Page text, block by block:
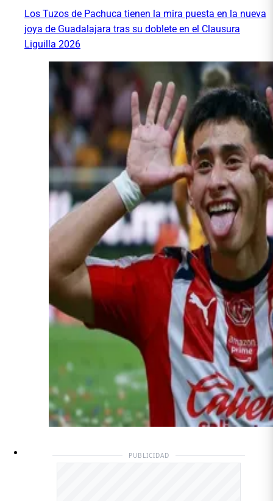
Los Tuzos de Pachuca tienen la mira puesta en la nueva
joya de Guadalajara tras su doblete en el Clausura
Liguilla 2026
PUBLICIDAD